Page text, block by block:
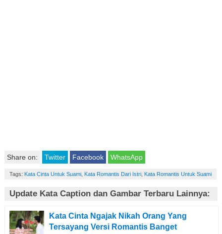
Share on: Twitter Facebook WhatsApp
Tags: Kata Cinta Untuk Suami, Kata Romantis Dari Istri, Kata Romantis Untuk Suami
Update Kata Caption dan Gambar Terbaru Lainnya:
Kata Cinta Ngajak Nikah Orang Yang
Tersayang Versi Romantis Banget